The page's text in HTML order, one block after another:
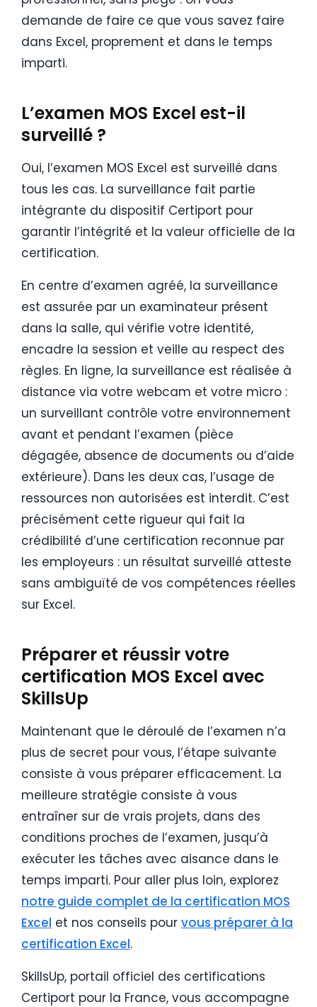
demande de faire ce que vous savez faire
dans Excel, proprement et dans le temps
imparti.
L’examen MOS Excel est-il
surveillé ?
Oui, l’examen MOS Excel est surveillé dans
tous les cas. La surveillance fait partie
intégrante du dispositif Certiport pour
garantir l’intégrité et la valeur officielle de la
certification.
En centre d’examen agréé, la surveillance
est assurée par un examinateur présent
dans la salle, qui vérifie votre identité,
encadre la session et veille au respect des
règles. En ligne, la surveillance est réalisée à
distance via votre webcam et votre micro :
un surveillant contrôle votre environnement
avant et pendant l’examen (pièce
dégagée, absence de documents ou d’aide
extérieure). Dans les deux cas, l’usage de
ressources non autorisées est interdit. C’est
précisément cette rigueur qui fait la
crédibilité d’une certification reconnue par
les employeurs : un résultat surveillé atteste
sans ambiguïté de vos compétences réelles
sur Excel.
Préparer et réussir votre
certification MOS Excel avec
SkillsUp
Maintenant que le déroulé de l’examen n’a
plus de secret pour vous, l’étape suivante
consiste à vous préparer efficacement. La
meilleure stratégie consiste à vous
entraîner sur de vrais projets, dans des
conditions proches de l’examen, jusqu’à
exécuter les tâches avec aisance dans le
temps imparti. Pour aller plus loin, explorez
notre guide complet de la certification MOS
Excel et nos conseils pour vous préparer à la
certification Excel.
SkillsUp, portail officiel des certifications
Certiport pour la France, vous accompagne